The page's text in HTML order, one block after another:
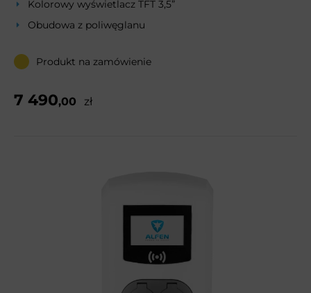
Kolorowy wyświetlacz TFT 3,5”
Obudowa z poliwęglanu
Produkt na zamówienie
7 490,00 zł